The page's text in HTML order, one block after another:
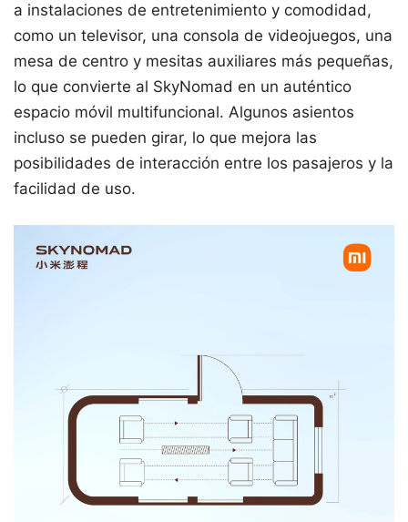
a instalaciones de entretenimiento y comodidad,
como un televisor, una consola de videojuegos, una
mesa de centro y mesitas auxiliares más pequeñas,
lo que convierte al SkyNomad en un auténtico
espacio móvil multifuncional. Algunos asientos
incluso se pueden girar, lo que mejora las
posibilidades de interacción entre los pasajeros y la
facilidad de uso.